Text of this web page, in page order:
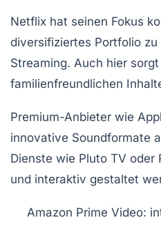
Netflix hat seinen Fokus
diversifiziertes Portfolio
Streaming. Auch hier
familienfreundlichen
Premium-Anbieter wie
innovative Soundformate
Dienste wie Pluto TV
und interaktiv gestaltet
Amazon Prime Video: